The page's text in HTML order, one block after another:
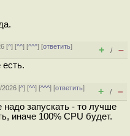
[^] [^^] [^^^] [ответить]
+ / –
2026 [^] [^^] [^^^] [ответить]
+ / –
надо запускать - то лучше
иначе 100% CPU будет.